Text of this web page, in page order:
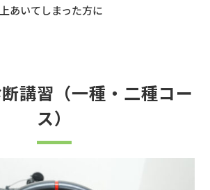
あいてしまった方に
講習（一種・二種コー
ス）